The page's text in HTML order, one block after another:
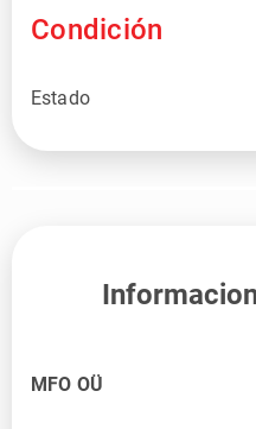
Condición
Estado
MFO OÜ